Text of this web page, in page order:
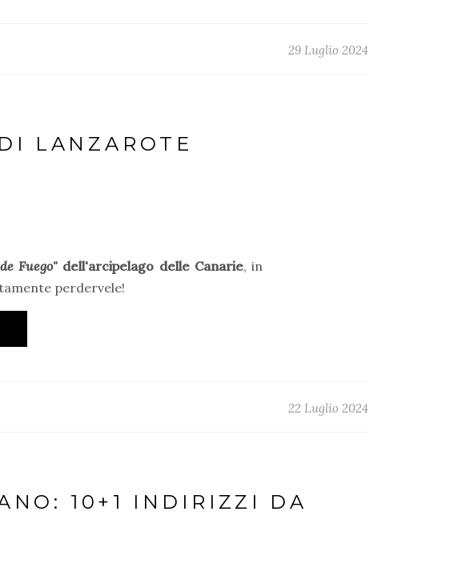
29 Luglio 2024
LANZAROTE
Fuego" dell'arcipelago delle Canarie, in
perdervele!
22 Luglio 2024
10+1 INDIRIZZI DA